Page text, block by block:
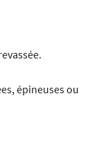
épineuses ou